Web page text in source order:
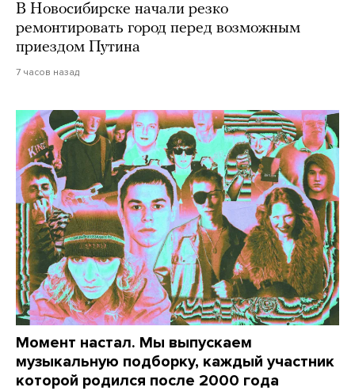
В Новосибирске начали резко
ремонтировать город перед возможным
приездом Путина
7 часов назад
Момент настал. Мы выпускаем
музыкальную подборку, каждый участник
которой родился после 2000 года